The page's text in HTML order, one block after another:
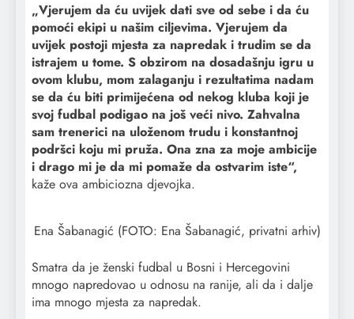
„Vjerujem da ću uvijek dati sve od sebe i da ću
pomoći ekipi u našim ciljevima. Vjerujem da
uvijek postoji mjesta za napredak i trudim se da
istrajem u tome. S obzirom na dosadašnju igru u
ovom klubu, mom zalaganju i rezultatima nadam
se da ću biti primijećena od nekog kluba koji je
svoj fudbal podigao na još veći nivo. Zahvalna
sam trenerici na uloženom trudu i konstantnoj
podršci koju mi pruža. Ona zna za moje ambicije
i drago mi je da mi pomaže da ostvarim iste“,
kaže ova ambiciozna djevojka.
Ena Šabanagić (FOTO: Ena Šabanagić, privatni arhiv)
Smatra da je ženski fudbal u Bosni i Hercegovini
mnogo napredovao u odnosu na ranije, ali da i dalje
ima mnogo mjesta za napredak.